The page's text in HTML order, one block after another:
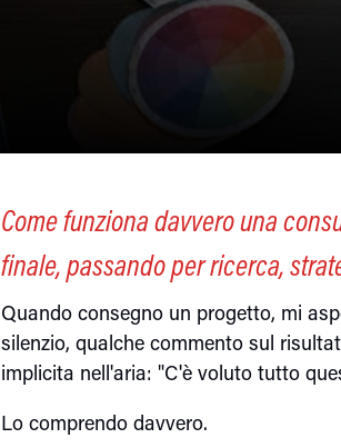
Come funziona davvero una
finale, passando per ricerca,
Quando consegno un progetto, mi
silenzio, qualche commento sul
implicita nell'aria: "C'è voluto tutto
Lo comprendo davvero.